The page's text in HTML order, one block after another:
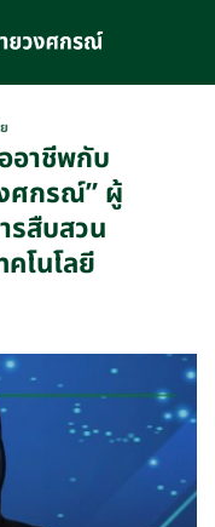
อาชีพกับ
ศกรณ์” ผู้
รสืบสวน
โนโลยี